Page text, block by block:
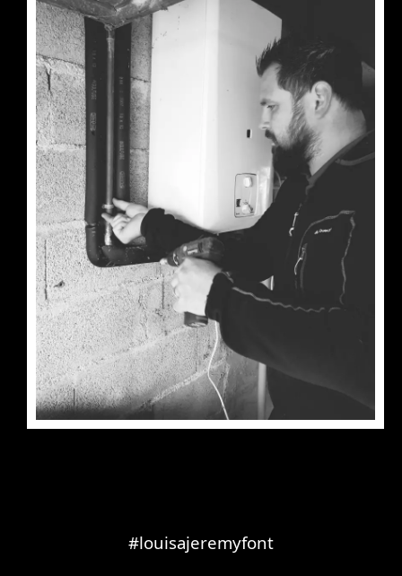
#louisajeremyfont